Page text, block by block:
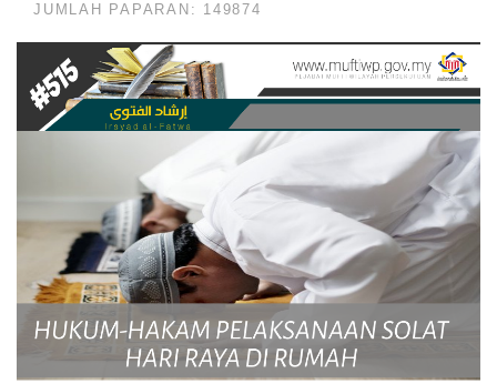
JUMLAH PAPARAN: 149874